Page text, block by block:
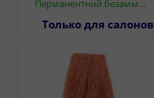
Перманентний безамм…
Только для салонов